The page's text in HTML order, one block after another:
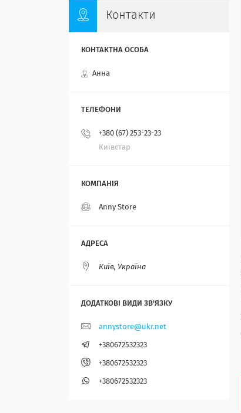
Контакти
Анна
+380 (67) 253-23-23
Київстар
Anny Store
Київ, Україна
annystore@ukr.net
+380672532323
+380672532323
+380672532323